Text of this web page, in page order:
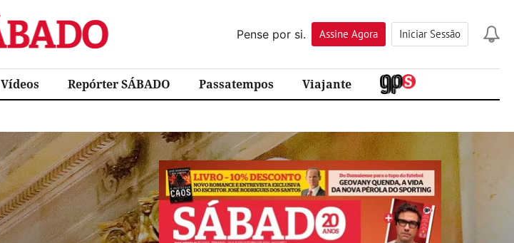
Pense por si.
Assine Agora Iniciar Sessão
Vídeos Repórter SÁBADO Passatempos Viajante